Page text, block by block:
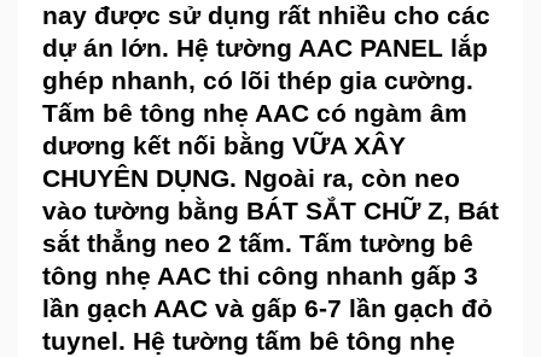
nay được sử dụng rất nhiều cho các
dự án lớn. Hệ tường AAC PANEL lắp
ghép nhanh, có lõi thép gia cường.
Tấm bê tông nhẹ AAC có ngàm âm
dương kết nối bằng VỮA XÂY
CHUYÊN DỤNG. Ngoài ra, còn neo
vào tường bằng BÁT SẮT CHỮ Z, Bát
sắt thẳng neo 2 tấm. Tấm tường bê
tông nhẹ AAC thi công nhanh gấp 3
lần gạch AAC và gấp 6-7 lần gạch đỏ
tuynel. Hệ tường tấm bê tông nhẹ